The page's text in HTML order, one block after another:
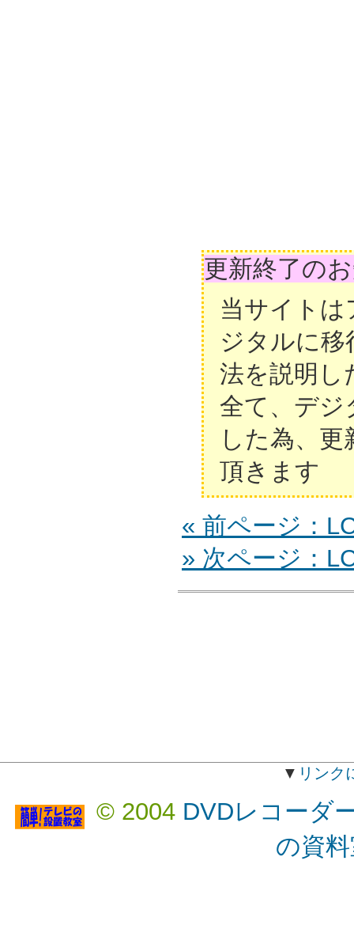
更新終了の
当サイト
ジタルに移
法を説明し
全て、デジ
した為、
頂きます
« 前ページ：
» 次ページ：
▼ リンク
© 2004 DVDレコーダ
の資